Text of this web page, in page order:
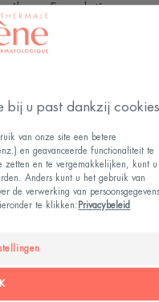
Foundation
zorgt voor een
teint. De
dankzij het
Het biedt een
pre-tocoferyl om
tegen te gaan.
DESKUNDIGE
bij u past dankzij
van onze site een betere
en geavanceerde functionaliteit te
zetten en te vergemakkelijken, kunt u
Anders kunt u het gebruik van
de verwerking van
te klikken: Privacybeleid